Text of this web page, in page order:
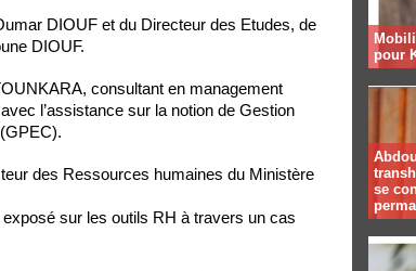
DIOUF et du Directeur des Etudes, de
DIOUF.
consultant en management
l’assistance sur la notion de Gestion
des Ressources humaines du Ministère
exposé sur les outils RH à travers un cas
pour
se